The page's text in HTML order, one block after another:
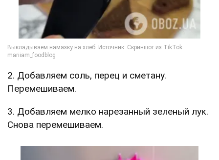
2. Добавляем соль, перец и сметану.
Перемешиваем.
3. Добавляем мелко нарезанный зеленый лук.
Снова перемешиваем.